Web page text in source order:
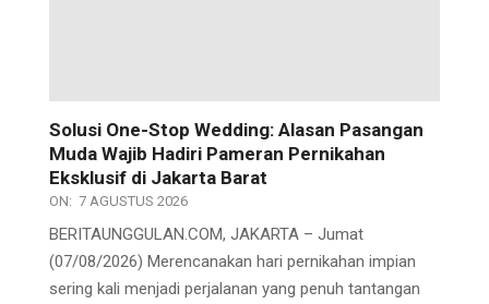
Solusi One-Stop Wedding: Alasan Pasangan
Muda Wajib Hadiri Pameran Pernikahan
Eksklusif di Jakarta Barat
ON: 7 AGUSTUS 2026
BERITAUNGGULAN.COM, JAKARTA – Jumat
(07/08/2026) Merencanakan hari pernikahan impian
sering kali menjadi perjalanan yang penuh tantangan